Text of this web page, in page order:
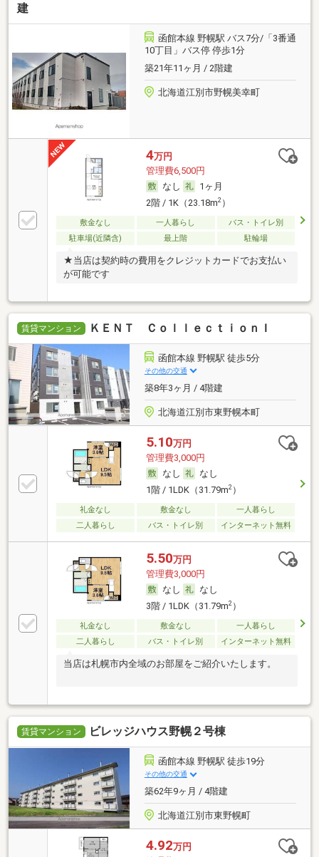
建
函館本線 野幌駅 バス7分/「3番通
10丁目」バス停 停歩1分
築21年11ヶ月 / 2階建
北海道江別市野幌美幸町
4万円
管理費6,500円
なし
1ヶ月
2階 / 1K（23.18m2）
敷金なし 一人暮らし
バス・トイレ別
駐車場(近隣含)
最上階 駐輪場
★当店は契約時の費用をクレジットカードでお支払い
が可能です
賃貸マンション ＫＥＮＴ ＣｏｌｌｅｃｔｉｏｎＩ
函館本線 野幌駅 徒歩5分
その他の交通
築8年3ヶ月 / 4階建
北海道江別市東野幌本町
5.10万円
管理費3,000円
なし
なし
1階 / 1LDK（31.79m2）
礼金なし 敷金なし
一人暮らし
二人暮らし
バス・トイレ別 インターネット無料
5.50万円
管理費3,000円
なし
なし
3階 / 1LDK（31.79m2）
礼金なし 敷金なし
一人暮らし
二人暮らし
バス・トイレ別 インターネット無料
当店は札幌市内全域のお部屋をご紹介いたします。
賃貸マンション ビレッジハウス野幌２号棟
函館本線 野幌駅 徒歩19分
その他の交通
築62年9ヶ月 / 4階建
北海道江別市東野幌町
4.92万円